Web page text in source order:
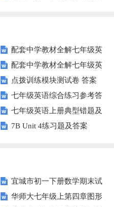
配套中学教材全解七年级英
语（上）（人教版）期末检测题
配套中学教材全解七年级英
语（上）（人教版）期末检测题
听力原文及参考答案
点拨训练模块测试卷 答案
七年级英语综合练习参考答
案 七年级英语上册典型错题及
解析7B Unit 4练习题及答案
宜城市初一下册数学期末试
题及答案
华师大七年级上第四章图形